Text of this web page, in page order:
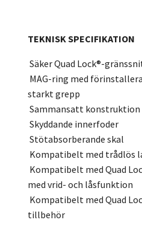
TEKNISK SPECIFIKATION
Säker Quad Lock®-
MAG-ring med
starkt grepp
Sammansatt konstruktion
Skyddande innerfoder
Stötabsorberande skal
Kompatibelt med trådlös
Kompatibelt med Quad
med vrid- och låsfunktion
Kompatibelt med Quad
tillbehör